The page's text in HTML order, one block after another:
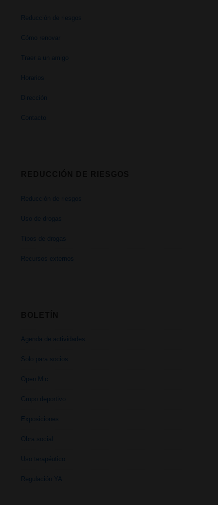
Reducción de riesgos
Cómo renovar
Traer a un amigo
Horarios
Dirección
Contacto
Reducción de riesgos
Uso de drogas
Tipos de drogas
Recursos externos
Agenda de actividades
Solo para socios
Open Mic
Grupo deportivo
Exposiciones
Obra social
Uso terapéutico
Regulación YA